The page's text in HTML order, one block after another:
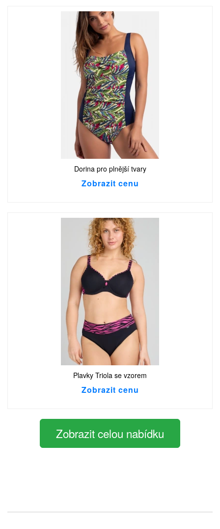
Dorina pro plnější tvary
Zobrazit cenu
Plavky Triola se vzorem
Zobrazit cenu
Zobrazit celou nabídku